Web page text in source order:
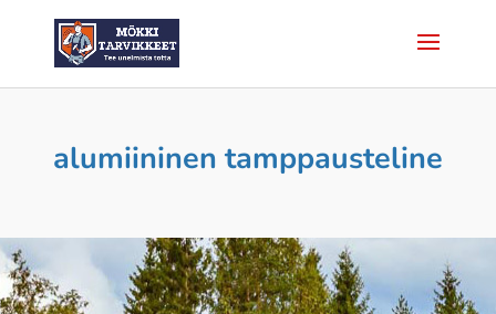
alumiininen tamppausteline